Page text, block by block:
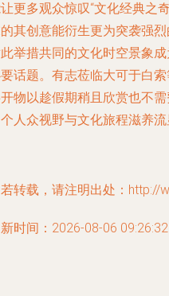
更多观众惊叹“文化经典之
其创意能衍生更为突袭强
举措共同的文化时空景象
话题。有志莅临大可于白
物以趁假期稍且欣赏也不
人众视野与文化旅程滋养流
转载，请注明出处：http://
时间：2026-08-06 09:26:32